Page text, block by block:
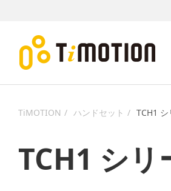
TiMOTION ハンドセット TCH1
TCH1 シリ